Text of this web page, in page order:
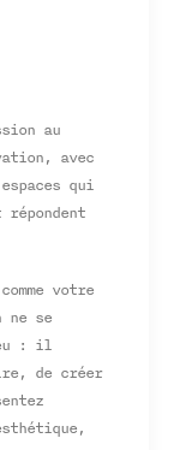
au
avec
qui
votre
se
: il
de créer